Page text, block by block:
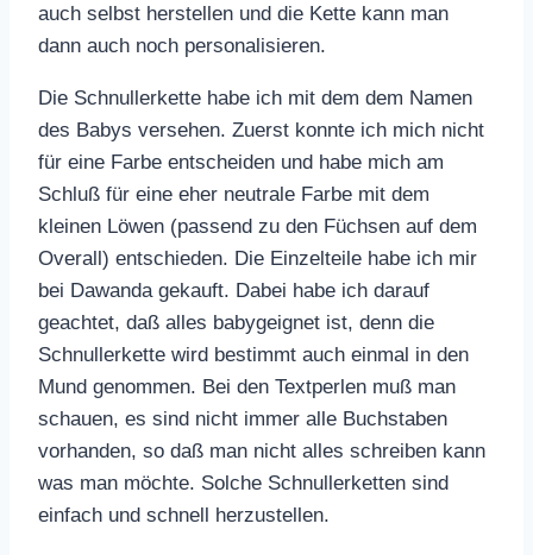
auch selbst herstellen und die Kette kann man
dann auch noch personalisieren.
Die Schnullerkette habe ich mit dem dem Namen
des Babys versehen. Zuerst konnte ich mich nicht
für eine Farbe entscheiden und habe mich am
Schluß für eine eher neutrale Farbe mit dem
kleinen Löwen (passend zu den Füchsen auf dem
Overall) entschieden. Die Einzelteile habe ich mir
bei Dawanda gekauft. Dabei habe ich darauf
geachtet, daß alles babygeignet ist, denn die
Schnullerkette wird bestimmt auch einmal in den
Mund genommen. Bei den Textperlen muß man
schauen, es sind nicht immer alle Buchstaben
vorhanden, so daß man nicht alles schreiben kann
was man möchte. Solche Schnullerketten sind
einfach und schnell herzustellen.